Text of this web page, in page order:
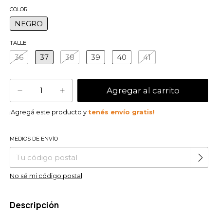
COLOR
NEGRO
TALLE
36 37 38 39 40 41
¡Agregá este producto y tenés envío gratis!
Entregas para el CP:
MEDIOS DE ENVÍO
No sé mi código postal
Descripción